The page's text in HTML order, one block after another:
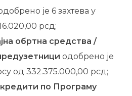
је 6 захтева у
рсд;
обртна средства /
одобрено је
од 332.375.000,00 рсд;
по Програму